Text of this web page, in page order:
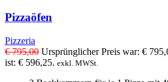
Pizzaöfen
Pizzeria
€795,00 Ursprünglicher Preis war: €
ist: € 596,25. exkl. MWSt.